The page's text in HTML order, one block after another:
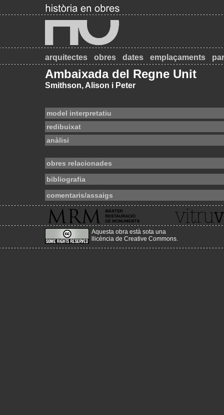
arquitectes obres dates emplaçaments
Ambaixada del Regne Unit
Smithson, Alison i Peter
model interpretatiu
redibuixat
anàlisi
obres relacionades
bibliografia
comentaris/assaigs
Aquesta obra està sota una
llicència de Creative Commons.